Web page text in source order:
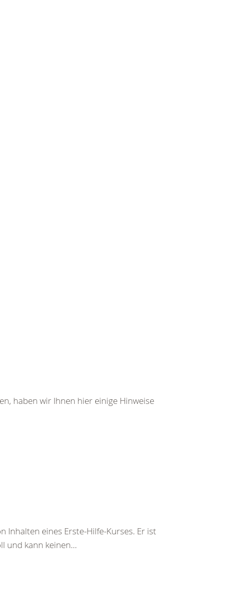
haben wir Ihnen hier einige Hinweise
eines Erste-Hilfe-Kurses. Er ist
und kann keinen...